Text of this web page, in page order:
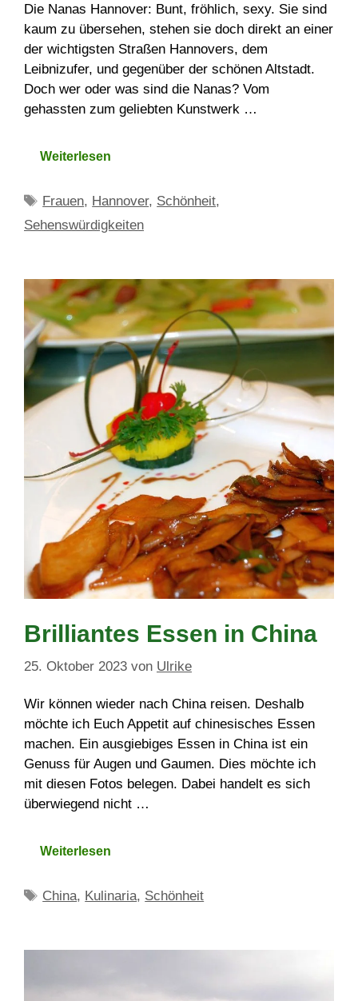
Die Nanas Hannover: Bunt, fröhlich, sexy. Sie sind
kaum zu übersehen, stehen sie doch direkt an einer
der wichtigsten Straßen Hannovers, dem
Leibnizufer, und gegenüber der schönen Altstadt.
Doch wer oder was sind die Nanas? Vom
gehassten zum geliebten Kunstwerk …
Weiterlesen
Schlagwörter
Frauen, Hannover, Schönheit,
Sehenswürdigkeiten
Brilliantes Essen in China
25. Oktober 2023 von Ulrike
Wir können wieder nach China reisen. Deshalb
möchte ich Euch Appetit auf chinesisches Essen
machen. Ein ausgiebiges Essen in China ist ein
Genuss für Augen und Gaumen. Dies möchte ich
mit diesen Fotos belegen. Dabei handelt es sich
überwiegend nicht …
Weiterlesen
Schlagwörter
China, Kulinaria, Schönheit